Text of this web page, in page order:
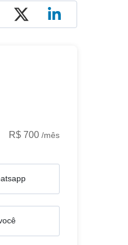
R$ 700 /mês